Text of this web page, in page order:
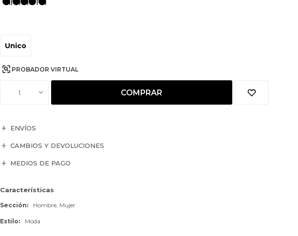
Unico
PROBADOR VIRTUAL
1 COMPRAR
ENVÍOS
CAMBIOS Y DEVOLUCIONES
MEDIOS DE PAGO
Características
Sección Hombre, Mujer
Estilo Moda